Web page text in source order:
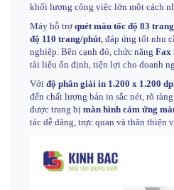
khối lượng công việc lớn một cách
Máy hỗ trợ quét màu tốc độ 83
độ 110 trang/phút , đáp ứng tốt nhu
nghiệp. Bên cạnh đó, chức năng Fax
tài liệu ổn định, tiện lợi cho doanh
Với độ phân giải in 1.200 x 1.200
đến chất lượng bản in sắc nét, rõ
được trang bị màn hình cảm ứng
tác dễ dàng, trực quan và thân thiện